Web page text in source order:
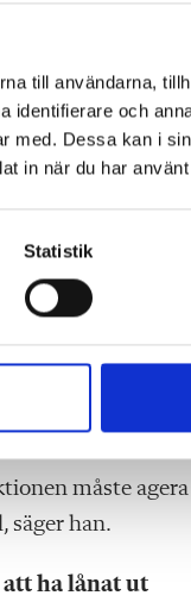
till användarna,
och
med. Dessa kan i
in när du har
Statistik
dokumenterat
ska
senaste åren, och
Mats Rosén,
måste agera
säger han.
ha lånat ut